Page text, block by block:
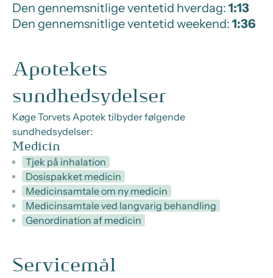
Den gennemsnitlige ventetid hverdag: 1:13
Den gennemsnitlige ventetid weekend: 1:36
Apotekets
sundhedsydelser
Køge Torvets Apotek tilbyder følgende
sundhedsydelser:
Medicin
Tjek på inhalation
Dosispakket medicin
Medicinsamtale om ny medicin
Medicinsamtale ved langvarig behandling
Genordination af medicin
Servicemål